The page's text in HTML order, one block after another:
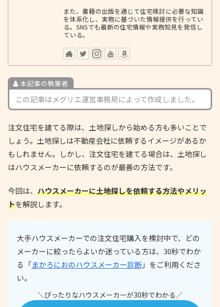
また、書籍の出版を通じて住宅検討に必要な知識
を体系化し、実務に基づいた情報提供を行ってい
る。SNSでも最新の住宅情報や実務知見を発信し
ている。
本記事の執筆者
この記事はメグリエ運営事務局によって作成しました。
注文住宅を建てる際は、土地探しから始める方も多いことで
しょう。土地探しは不動産会社に依頼するイメージがあるか
もしれません。しかし、注文住宅を建てる場合は、土地探し
はハウスメーカーに依頼するのが最善の方法です。
今回は、 ハウスメーカーに土地探しを依頼する方法やメリッ
トを解説します。
大手ハウスメーカーでの注文住宅購入を検討中で、どの
メーカーに絞ったらよいか迷っている方は、30秒でわか
る「まかろにおのハウスメーカー診断」をご利用くださ
い。
＼ぴったりなハウスメーカーが30秒でわかる／